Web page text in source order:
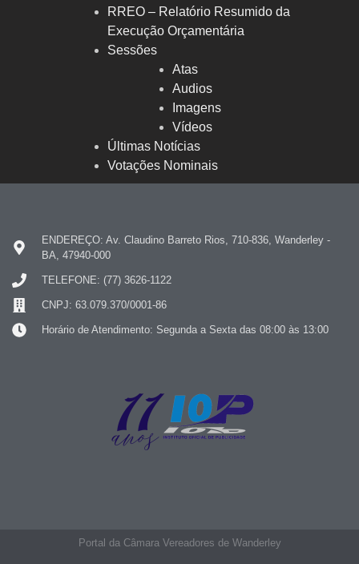
RREO – Relatório Resumido da
Execução Orçamentária
Sessões
Atas
Audios
Imagens
Vídeos
Últimas Notícias
Votações Nominais
ENDEREÇO: Av. Claudino Barreto Rios, 710-836, Wanderley -
BA, 47940-000
TELEFONE: (77) 3626-1122
CNPJ: 63.079.370/0001-86
Horário de Atendimento: Segunda a Sexta das 08:00 às 13:00
Portal da Câmara Vereadores de Wanderley